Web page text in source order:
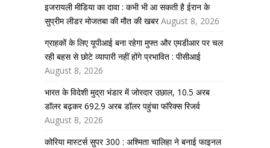
इजरायली मीडिया का दावा : कभी भी आ सकती है ईरान के
सुप्रीम लीडर मोजतबा की मौत की खबर August 8, 2026
ग्राहकों के लिए यूपीआई बना रहेगा मुफ्त और एमडीआर पर चल
रही बहस से छोटे व्यापारी नहीं होंगे प्रभावित : पीसीआई
August 8, 2026
भारत के विदेशी मुद्रा भंडार में जोरदार उछाल, 10.5 अरब
डॉलर बढ़कर 692.9 अरब डॉलर पहुंचा फॉरेक्स रिजर्व
August 8, 2026
कोरिया मास्टर्स सुपर 300 : अश्मिता चालिहा ने बनाई फाइनल